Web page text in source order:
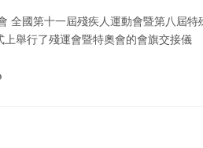
全國第十一屆殘疾人運動會暨第八屆
舉行了殘運會暨特奧會的會旗交接儀